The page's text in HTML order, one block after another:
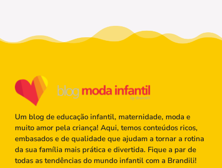
Um blog de educação infantil, maternidade, moda e
muito amor pela criança! Aqui, temos conteúdos ricos,
embasados e de qualidade que ajudam a tornar a rotina
da sua família mais prática e divertida. Fique a par de
todas as tendências do mundo infantil com a Brandili!